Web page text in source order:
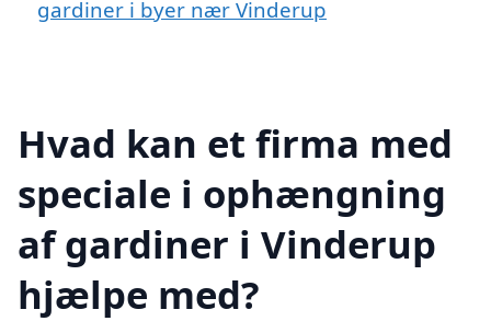
gardiner i byer nær Vinderup
Hvad kan et firma med
speciale i ophængning
af gardiner i Vinderup
hjælpe med?